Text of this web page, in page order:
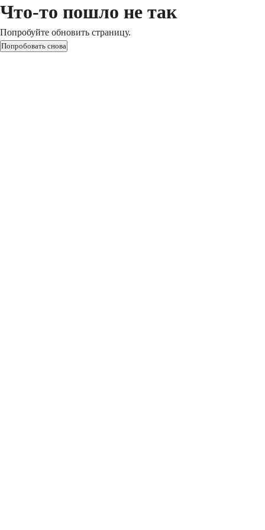
Что-то пошло не так
Попробуйте обновить страницу.
Попробовать снова